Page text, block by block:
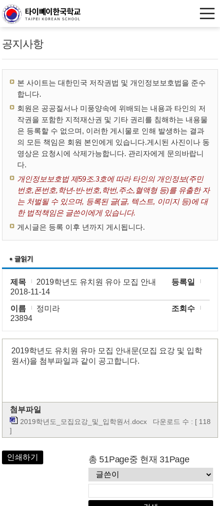
공지사항
본 사이트는 대한민국 저작권법 및 개인정보보호법을 준수
합니다.
회원은 공공질서나 미풍양속에 위배되는 내용과 타인의 저
작권을 포함한 지적재산권 및 기타 권리를 침해하는 내용물
은 등록할 수 없으며, 이러한 게시물로 인해 발생하는 결과
의 모든 책임은 회원 본인에게 있습니다.게시된 사진이나 동
영상은 요청시에 삭제가능합니다. 관리자에게 문의바랍니
다.
개인정보보호법 제59조.3호에 따라 타인의 개인정보(주민
번호,폰번호,학년-반-번호,학번,주소,혈액형 등)를 유출한 자
는 처벌될 수 있으며, 등록된 글(글, 텍스트, 이미지 등)에 대
한 법적책임은 글쓴이에게 있습니다.
게시글은 등록 이후 년까지 게시됩니다.
제목 2019학년도 유치원 유아 모집 안내
등록일
2018-11-14
이름
정미라
조회수
23894
2019학년도 유치원 유마 모집 안내문(모집 요강 및 입학
원서)을 첨부파일과 같이 공고합니다.
첨부파일
2019학년도_모집요강_및_입학원서.docx 다운로드 수 : [ 118
]
인쇄하기 총 51Page중 현재 31Page